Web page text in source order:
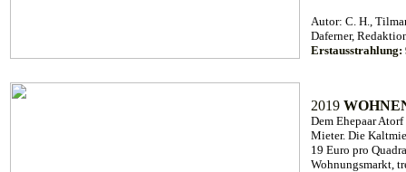
Autor: C. H.,
Daferner,
Erstausstrahlung:
2019
Dem Ehepaar
Mieter. Die
19 Euro pro
Wohnungsmarkt,